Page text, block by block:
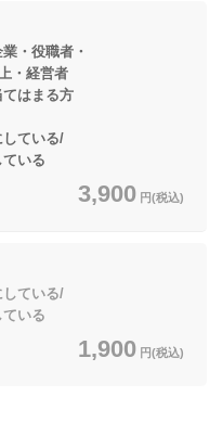
・役職者・
営者
まる方
ている/
る
3,900 円(税込)
ている/
る
1,900 円(税込)